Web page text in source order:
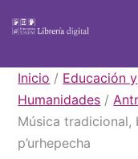
contenido
Libros
UAEM
Inicio / Educación y
Humanidades /
Música tradicional,
p’urhepecha